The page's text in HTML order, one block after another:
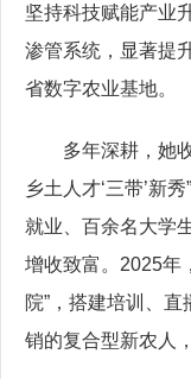
坚持科技赋能产业
渗管系统，显著提
省数字农业基地。
多年深耕，她收
乡土人才‘三带’新
就业、百余名大学
增收致富。2025年
院”，搭建培训、
销的复合型新农人